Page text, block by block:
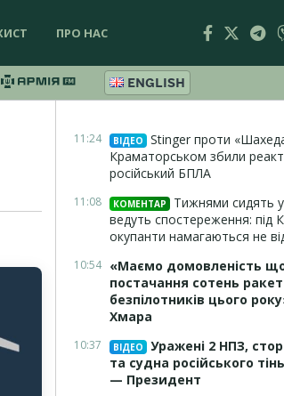
ПРО НАС
ENGLISH
11:24 ВІДЕО
Stinger проти
Краматорськом збили
російський БПЛА
11:08 КОМЕНТАР
Тижнями сидять у
ведуть спостереження: під
окупанти намагаються не
10:54 «Маємо домовленість
постачання сотень
безпілотників цього
Хмара
10:37 ВІДЕО
Уражені 2 НПЗ,
та судна російського
— Президент